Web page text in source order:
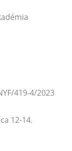
419-4/2023
12-14.